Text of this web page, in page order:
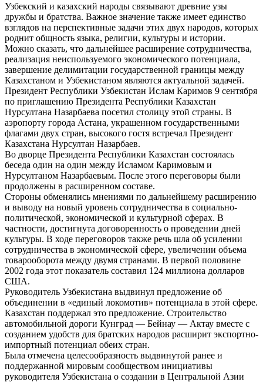
Узбекский и казахский народы связывают древние узы
дружбы и братства. Важное значение также имеет единство
взглядов на перспективные задачи этих двух народов, которых
роднит общность языка, религии, культуры и истории.
Можно сказать, что дальнейшее расширение сотрудничества,
реализация неиспользуемого экономического потенциала,
завершение делимитации государственной границы между
Казахстаном и Узбекистаном являются актуальной задачей.
Президент Республики Узбекистан Ислам Каримов 9 сентября
по приглашению Президента Республики Казахстан
Нурсултана Назарбаева посетил столицу этой страны. В
аэропорту города Астана, украшенном государственными
флагами двух стран, высокого гостя встречал Президент
Казахстана Нурсултан Назарбаев.
Во дворце Президента Республики Казахстан состоялась
беседа один на один между Исламом Каримовым и
Нурсултаном Назарбаевым. После этого переговоры были
продолжены в расширенном составе.
Стороны обменялись мнениями по дальнейшему расширению
и выводу на новый уровень сотрудничества в социально-
политической, экономической и культурной сферах. В
частности, достигнута договоренность о проведении дней
культуры. В ходе переговоров также речь шла об усилении
сотрудничества в экономической сфере, увеличении объема
товарооборота между двумя странами. В первой половине
2002 года этот показатель составил 124 миллиона долларов
США.
Руководитель Узбекистана выдвинул предложение об
объединении в «единый локомотив» потенциала в этой сфере.
Казахстан поддержал это предложение. Строительство
автомобильной дороги Кунград — Бейнау — Актау вместе с
созданием удобств для братских народов расширит экспортно-
импортный потенциал обеих стран.
Была отмечена целесообразность выдвинутой ранее и
поддержанной мировым сообществом инициативы
руководителя Узбекистана о создании в Центральной Азии